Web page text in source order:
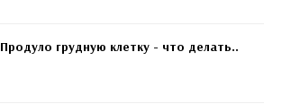
Продуло грудную клетку - что делать..